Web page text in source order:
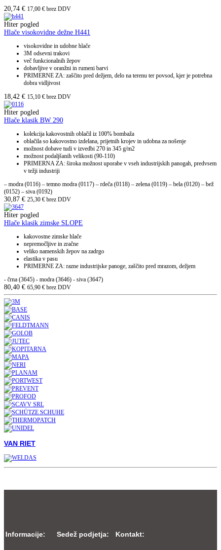
20,74 € 17,00 € brez DDV
Hiter pogled
Hlače visokovidne dežne H441
visokovidne in udobne hlače
3M odsevni trakovi
več funkcionalnih žepov
dobavljive v oranžni in rumeni barvi
PRIMERNE ZA: zaščito pred dežjem, delo na terenu ter povsod, kjer je potrebna
dobra vidljivost
18,42 € 15,10 € brez DDV
Hiter pogled
Hlače klasik BW 290
kolekcija kakovostnih oblačil iz 100% bombaža
oblačila so kakovostno izdelana, prijetnih krojev in udobna za nošenje
možnost dobave tudi v izvedbi 270 in 345 g/m2
možnost podaljšanih velikosti (90-110)
PRIMERNA ZA: široka možnost uporabe v vseh industrijskih panogah, predvsem
v težji industriji
– modra (0116) – temno modra (0117) – rdeča (0118) – zelena (0119) – bela (0120) – bež
(0152) – siva (0192)
30,87 € 25,30 € brez DDV
Hiter pogled
Hlače klasik zimske SLOPE
kakovostne zimske hlače
nepremočljive in zračne
veliko namenskih žepov na zadrgo
elastika v pasu
PRIMERNE ZA: razne industrijske panoge, zaščito pred mrazom, dežjem
- črna (3645) - modra (3646) - siva (3647)
80,40 € 65,90 € brez DDV
VAN RIET
Informacije: Sedež podjetja: Kontakt: